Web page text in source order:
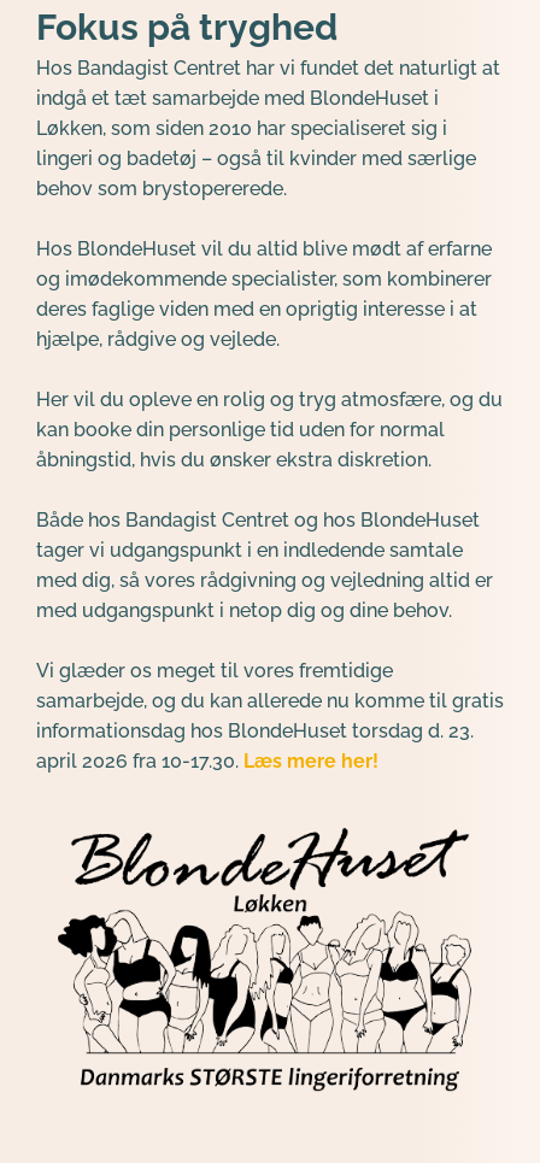
Fokus på tryghed
Hos Bandagist Centret har vi fundet det naturligt at
indgå et tæt samarbejde med BlondeHuset i
Løkken, som siden 2010 har specialiseret sig i
lingeri og badetøj – også til kvinder med særlige
behov som brystopererede.
Hos BlondeHuset vil du altid blive mødt af erfarne
og imødekommende specialister, som kombinerer
deres faglige viden med en oprigtig interesse i at
hjælpe, rådgive og vejlede.
Her vil du opleve en rolig og tryg atmosfære, og du
kan booke din personlige tid uden for normal
åbningstid, hvis du ønsker ekstra diskretion.
Både hos Bandagist Centret og hos BlondeHuset
tager vi udgangspunkt i en indledende samtale
med dig, så vores rådgivning og vejledning altid er
med udgangspunkt i netop dig og dine behov.
Vi glæder os meget til vores fremtidige
samarbejde, og du kan allerede nu komme til gratis
informationsdag hos BlondeHuset torsdag d. 23.
april 2026 fra 10-17.30. Læs mere her!